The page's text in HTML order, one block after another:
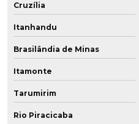
Cruzília
Itanhandu
Brasilândia de Minas
Itamonte
Tarumirim
Rio Piracicaba